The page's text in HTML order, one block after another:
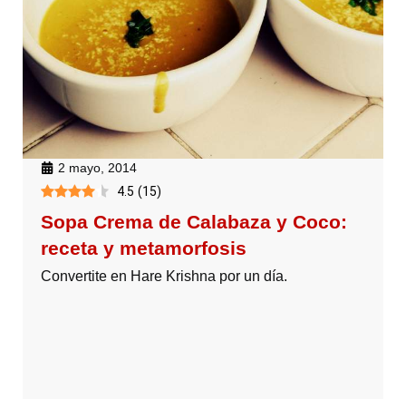
2 mayo, 2014
4.5 (15)
Sopa Crema de Calabaza y Coco:
receta y metamorfosis
Convertite en Hare Krishna por un día.